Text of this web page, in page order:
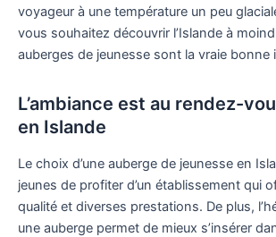
voyageur à une température un peu
vous souhaitez découvrir l’Islande à
auberges de jeunesse sont la vraie bonne
L’ambiance est au rendez-
en Islande
Le choix d’une auberge de jeunesse en
jeunes de profiter d’un établissement qui
qualité et diverses prestations. De plus,
une auberge permet de mieux s’insérer